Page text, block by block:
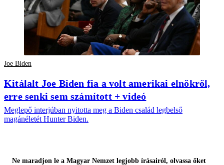
Joe Biden
Kitálalt Joe Biden fia a volt amerikai elnökről,
erre senki sem számított + videó
Meglepő interjúban nyitotta meg a Biden család legbelső
magánéletét Hunter Biden.
Ne maradjon le a Magyar Nemzet legjobb írásairól, olvassa őket